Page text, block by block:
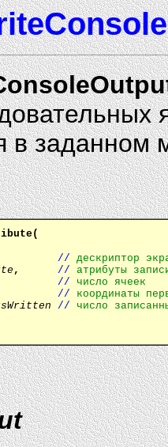
в заданном
// дескриптор
, // атрибуты
//
число ячеек
//
координаты
// число